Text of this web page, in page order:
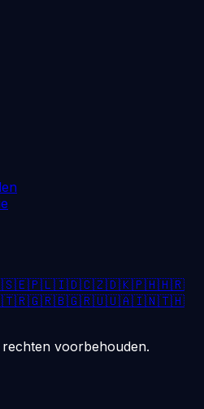
🇸🇪🇵🇱🇮🇩🇨🇿🇩🇰🇵🇭🇭🇷
🇹🇷🇬🇷🇧🇬🇷🇺🇺🇦🇮🇳🇹🇭
voorbehouden.